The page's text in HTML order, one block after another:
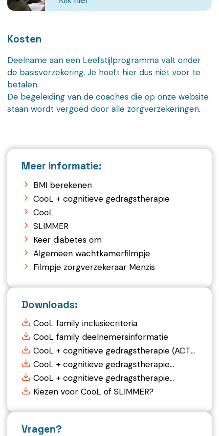
Kosten
Deelname aan een Leefstijlprogramma valt onder
de basisverzekering. Je hoeft hier dus niet voor te
betalen.
De begeleiding van de coaches die op onze website
staan wordt vergoed door alle zorgverzekeringen.
Meer informatie:
BMI berekenen
CooL + cognitieve gedragstherapie
CooL
SLIMMER
Keer diabetes om
Algemeen wachtkamerfilmpje
Filmpje zorgverzekeraar Menzis
Downloads:
CooL family inclusiecriteria
CooL family deelnemersinformatie
CooL + cognitieve gedragstherapie (ACT
binnen de GLI)
CooL + cognitieve gedragstherapie
(gecertificeerde leefstijlcoaches)
CooL + cognitieve gedragstherapie
(keurmerk)
Kiezen voor CooL of SLIMMER?
Vragen?